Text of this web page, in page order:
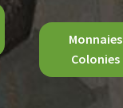
Monnaies
Colonies